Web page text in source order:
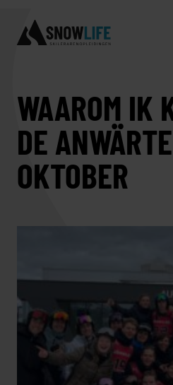
WAAROM IK
DE
OKTOBER